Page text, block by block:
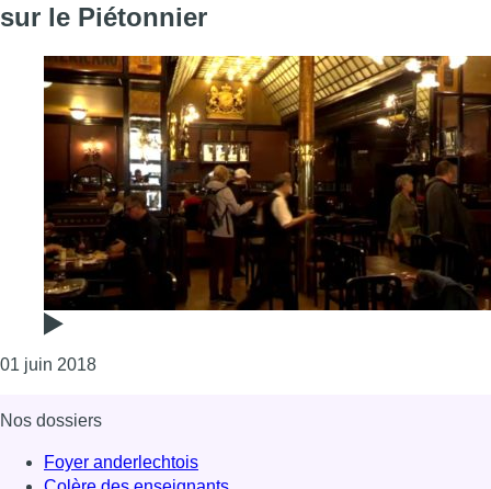
sur le Piétonnier
01 juin 2018Consulter l'article "Après plusieurs semaines de
Nos dossiers
Foyer anderlechtois